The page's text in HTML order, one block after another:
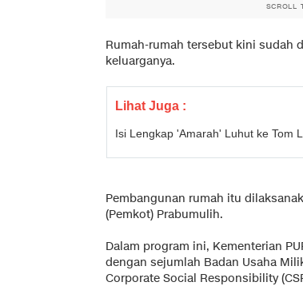
SCROLL
Rumah-rumah tersebut kini sudah
keluarganya.
Lihat Juga :
Isi Lengkap 'Amarah' Luhut ke Tom
Pembangunan rumah itu
(Pemkot) Prabumulih.
Dalam program ini, Kementerian
dengan sejumlah Badan Usaha
Corporate Social Responsibility